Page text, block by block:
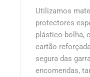
Utilizamos
protectores
plástico-bolha,
cartão
segura das
encomendas,